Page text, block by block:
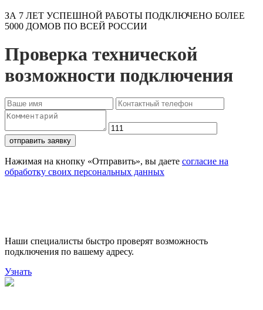
ЗА 7 ЛЕТ УСПЕШНОЙ РАБОТЫ ПОДКЛЮЧЕНО БОЛЕЕ
5000 ДОМОВ ПО ВСЕЙ РОССИИ
Проверка технической
возможности подключения
отправить заявку
Нажимая на кнопку «Отправить», вы даете согласие на
обработку своих персональных данных
Наши специалисты быстро проверят возможность
подключения по вашему адресу.
Узнать